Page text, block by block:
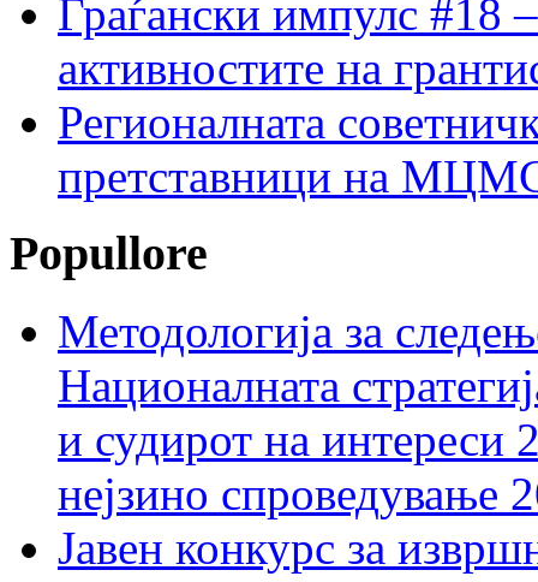
Граѓански импулс #18
активностите на
Регионалната
претставници на МЦМС
Popullore
Методологија за
Националната
и судирот на интереси
нејзино спроведување
Јавен конкурс за